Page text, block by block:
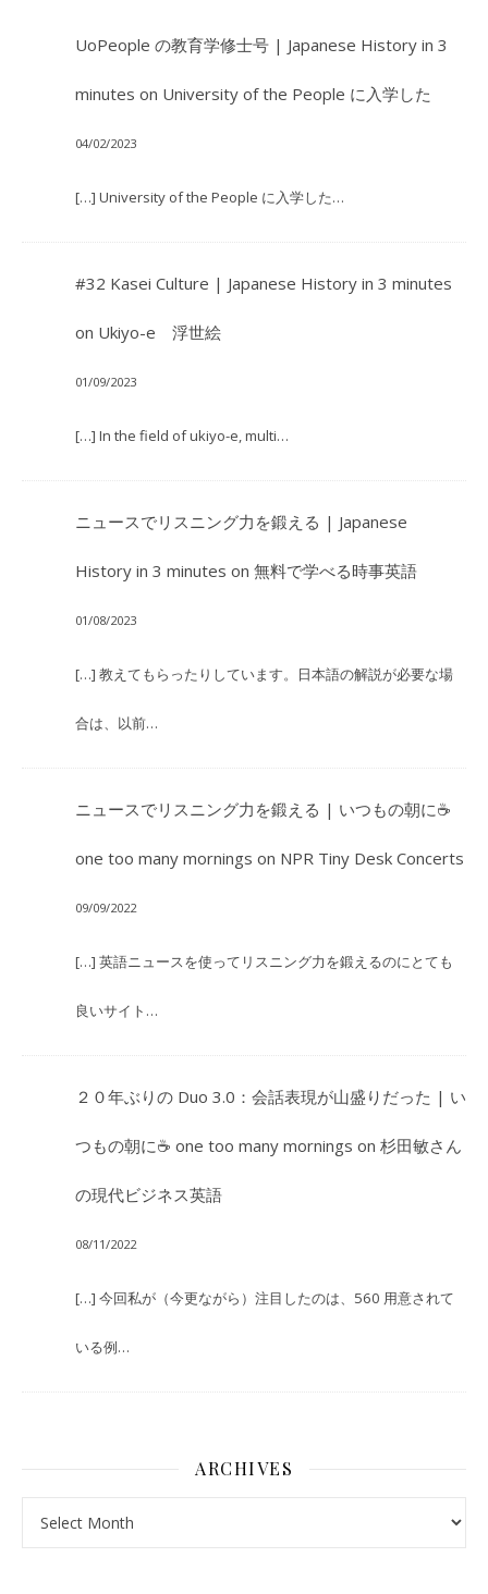
UoPeople の教育学修士号 | Japanese History in 3
minutes on University of the People に入学した
04/02/2023
[…] University of the People に入学した…
#32 Kasei Culture | Japanese History in 3 minutes
on Ukiyo-e 浮世絵
01/09/2023
[…] In the field of ukiyo-e, multi…
ニュースでリスニング力を鍛える | Japanese
History in 3 minutes on 無料で学べる時事英語
01/08/2023
[…] 教えてもらったりしています。日本語の解説が必要な場
合は、以前…
ニュースでリスニング力を鍛える | いつもの朝に☕
one too many mornings on NPR Tiny Desk Concerts
09/09/2022
[…] 英語ニュースを使ってリスニング力を鍛えるのにとても
良いサイト…
２０年ぶりの Duo 3.0：会話表現が山盛りだった | い
つもの朝に☕ one too many mornings on 杉田敏さん
の現代ビジネス英語
08/11/2022
[…] 今回私が（今更ながら）注目したのは、560 用意されて
いる例…
ARCHIVES